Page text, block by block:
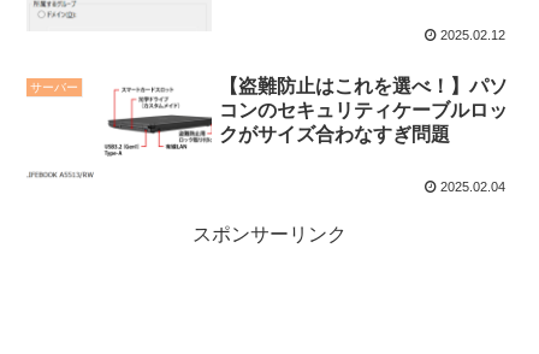
2025.02.12
サーバー
【盗難防止はこれを選べ！】パソ
コンのセキュリティケーブルロッ
クがサイズ合わなすぎ問題
2025.02.04
スポンサーリンク